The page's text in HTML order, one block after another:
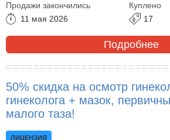
Продажи закончились
11 мая 2026
Куплено
17
Подробнее
50% скидка на осмотр
гинеколога + мазок,
малого таза!
ЛИЦЕНЗИЯ